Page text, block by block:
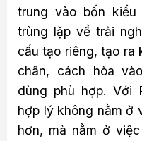
trung vào bốn kiểu
trùng lặp về trải
cấu tạo riêng, tạo ra
chân, cách hòa
dùng phù hợp. Với
hợp lý không nằm ở
hơn, mà nằm ở